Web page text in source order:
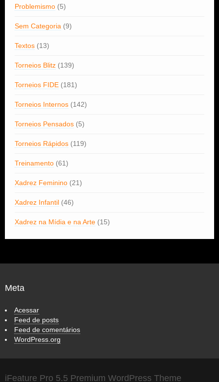
Problemismo (5)
Sem Categoria (9)
Textos (13)
Torneios Blitz (139)
Torneios FIDE (181)
Torneios Internos (142)
Torneios Pensados (5)
Torneios Rápidos (119)
Treinamento (61)
Xadrez Feminino (21)
Xadrez Infantil (46)
Xadrez na Mídia e na Arte (15)
Meta
Acessar
Feed de posts
Feed de comentários
WordPress.org
iFeature Pro 5.5 Premium WordPress Theme